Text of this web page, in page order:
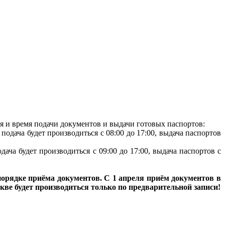
и время подачи документов и выдачи готовых паспортов:
будет производиться с 08:00 до 17:00, выдача паспортов
будет производиться с 09:00 до 17:00, выдача паспортов с
приёма документов. С 1 апреля приём документов в
будет производиться только по предварительной записи!